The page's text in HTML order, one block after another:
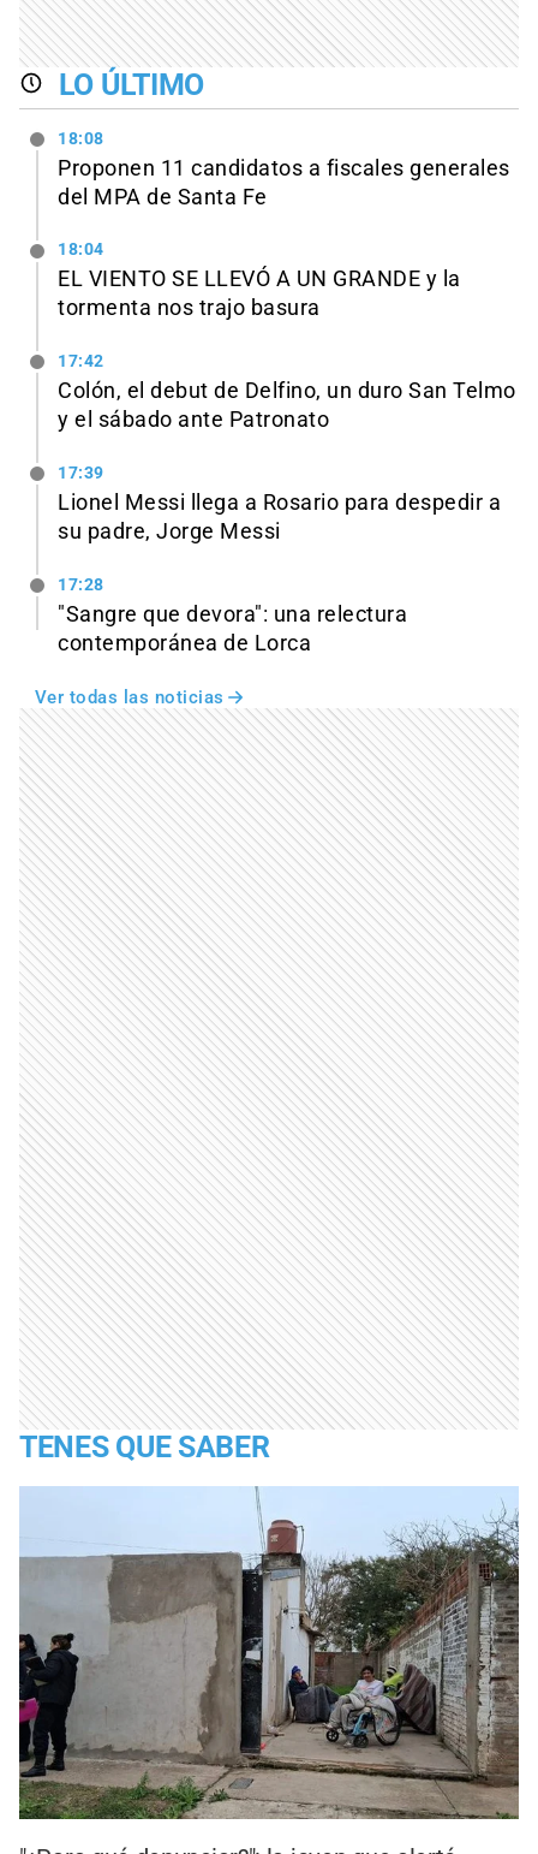
LO ÚLTIMO
18:08
Proponen 11 candidatos a fiscales generales
del MPA de Santa Fe
18:04
EL VIENTO SE LLEVÓ A UN GRANDE y la
tormenta nos trajo basura
17:42
Colón, el debut de Delfino, un duro San Telmo
y el sábado ante Patronato
17:39
Lionel Messi llega a Rosario para despedir a
su padre, Jorge Messi
17:28
"Sangre que devora": una relectura
contemporánea de Lorca
Ver todas las noticias
TENES QUE SABER